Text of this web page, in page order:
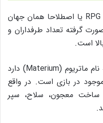
میراندوس یک بازی فانتزی، سبک RPG یا اصطلاحا همان جهان
گرفته تعداد طرفداران و
است.
میراندوس یک توکن اختصاصی به نام ماتریوم (Materium) دارد
در بازی است. در واقع
ساخت معجون، سلاح، سپر